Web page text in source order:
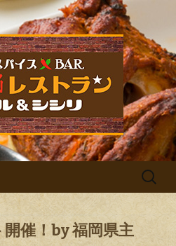
ラン チチル＆
知らせ
松のカレー屋・ネパ
レストラン チチル
のお食事、家族での
の晩酌、デート、女
ーンでご利用くださ
数開催しています。
検
催！by 福岡県主